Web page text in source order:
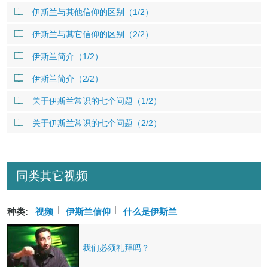
伊斯兰与其他信仰的区别（1/2）
伊斯兰与其它信仰的区别（2/2）
伊斯兰简介（1/2）
伊斯兰简介（2/2）
关于伊斯兰常识的七个问题（1/2）
关于伊斯兰常识的七个问题（2/2）
同类其它视频
种类: 视频 伊斯兰信仰 什么是伊斯兰
我们必须礼拜吗？